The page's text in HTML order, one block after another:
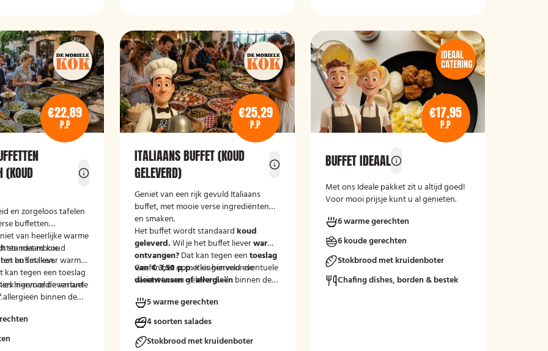
€22,89
P.P
(KOUD
en zorgeloos tafelen
buffetten
van heerlijke warme
met mooie
en smaken.
standaard koud
buffet liever warm
kan tegen een toeslag
hiervoor de variant
eventuele
binnen de
€25,29
P.P
ITALIAANS BUFFET (KOUD
GELEVERD)
Geniet van een rijk gevuld Italiaans
buffet, met mooie verse ingrediënten
en smaken.
Het buffet wordt standaardkoud
geleverd.Wil je het buffet lieverwarm
ontvangen?Dat kan tegen eentoeslag
van € 3,50 p.p.Kies hiervoor de
variant 'warm geleverd'.
Geef in het opmerkingenveld eventuele
dieetwensen of allergieënbinnen de
mee kunnen houden.
5 warme gerechten
4 soorten salades
Stokbrood met kruidenboter
€17,95
P.P
BUFFET IDEAAL
Met ons Ideale pakket zit u altijd goed!
Voor mooi prijsje kunt u al genieten.
6 warme gerechten
6 koude gerechten
Stokbrood met kruidenboter
Chafing dishes, borden & bestek